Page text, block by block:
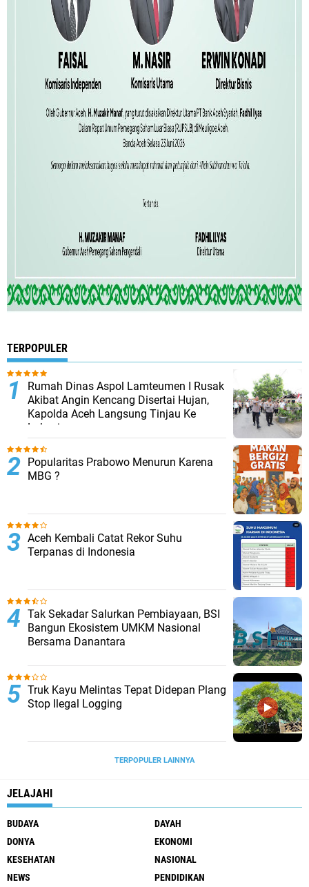
TERPOPULER
Rumah Dinas Aspol Lamteumen I Rusak
Akibat Angin Kencang Disertai Hujan,
Kapolda Aceh Langsung Tinjau Ke
Lokasi
Popularitas Prabowo Menurun Karena
MBG ?
Aceh Kembali Catat Rekor Suhu
Terpanas di Indonesia
Tak Sekadar Salurkan Pembiayaan, BSI
Bangun Ekosistem UMKM Nasional
Bersama Danantara
Truk Kayu Melintas Tepat Didepan Plang
Stop Ilegal Logging
TERPOPULER LAINNYA
JELAJAHI
BUDAYA
DAYAH
DONYA
EKONOMI
KESEHATAN
NASIONAL
NEWS
PENDIDIKAN